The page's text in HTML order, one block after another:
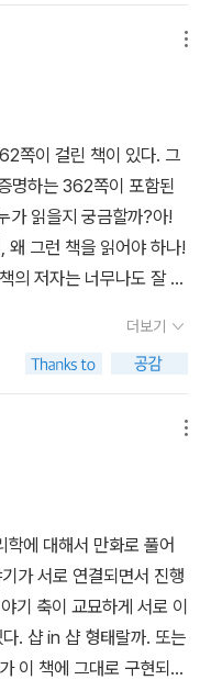
되었단다. 젊은이가 된 러
고, 독실한집안의 앨리스
적으로 대학을 졸업하
과 친분을 쌓은 여러 사
자들, 수학자들의 이름들
하면서 논리학을 엄밀한
라고 생각했을 정도로 논
? 아리스토텔레스는 ‘논
야기했대. 러셀은 화이트
를 위해 독일로 여행을 갔
교수와 집합론의 창시
셀은 앨리스와 결혼을 했
다. 그런데 여행을 하면
사이는 안 좋아지게 되
도참석을 하고, 다시 영
등을 정리해서 <수학의
책은 한마디로 집합론의
함하지 않는 모든 집합들
은 “만일 포함한다면, 포
포함한다.”라고 정리할 수
2. 자, 이제 러셀은 이 역
간이 스스로 가치를 창조
가 되어야한다고 주장
치의 창조자로서 풍부하
의지 ' 를 가진 사람을 말
는 것은 곧 자살행위였
관념적인 존재를 부정하
재 부정은 삶의 방향을 결
도 부정하는 것이다. 니
을 근간으로 한 20세기 실
는 생애 마지막 10년은
서 살아야했다. 평생을 질
은 거나 다름 없는 삶을
상적인 생활을 하지 못할
위해 우리는 철학이나
대를 파고든 철학자나
리곤 하였다. 러셀은
고 불리고 있는 <수학원
정신분열증의 그림자에
했던 지적 여정을 만화로
자들에게 흥미로운 질문
병에 잘 걸릴까? ” 앞에
쪽이 걸린 책이 있다. 그
명하는 362쪽이 포함된
가 읽을지 궁금할까?아!
왜 그런 책을 읽어야 하나!
저자는 너무나도 잘 알
킨다. 러셀의 <나는 왜 기
었다면 러셀은 '유명한
낳은 '불세출의 지성'이라
학, 논리학, 철학 외 다양한
말 이스라엘이 점령한
표한 며칠 후 숨질만큼
년대 서양의 신좌파운
큼 '러셀의 역설'을 보여
는 인문학 입문서로
정복>도 있고, 1945년 <
유명세를 탔다는데, 러셀
최대 피해자는 안타깝게
더보기
에 대해서 만화로 풀어
가 서로 연결되면서 진행
기 축이 교묘하게 서로 이
. 샵 in 샵 형태랄까. 또는
이 책에 그대로 구현되었